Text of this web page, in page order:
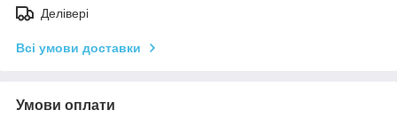
Делівері
Всі умови доставки
Умови оплати